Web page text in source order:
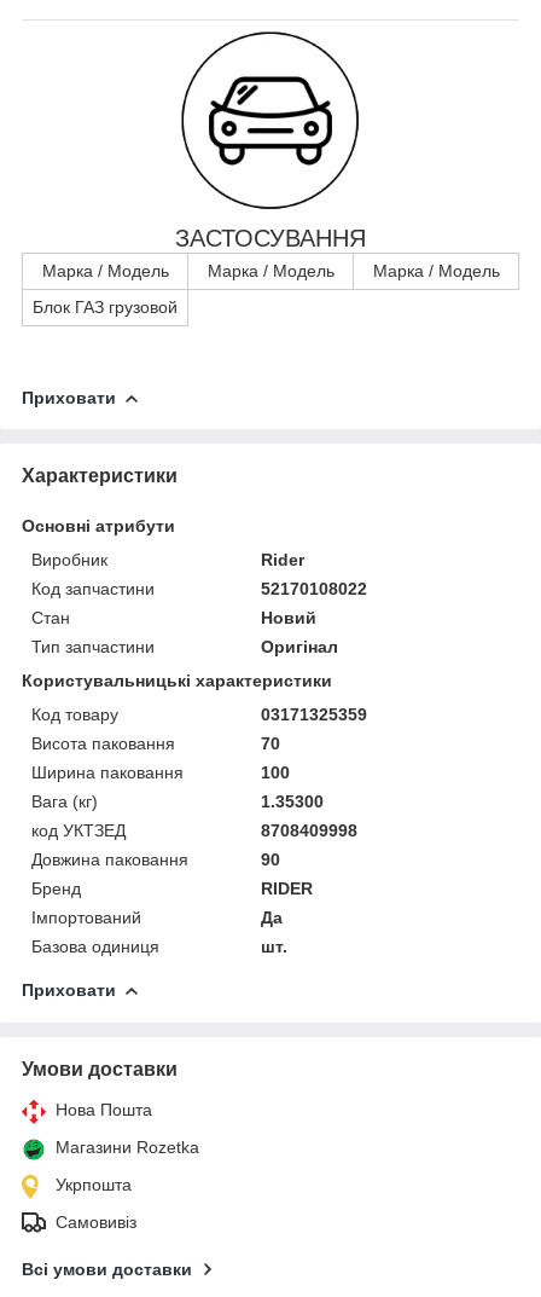
ЗАСТОСУВАННЯ
Марка / Модель Марка / Модель
Марка / Модель
Блок ГАЗ грузовой
Приховати
Характеристики
Основні атрибути
Виробник
Rider
Код запчастини
52170108022
Стан
Новий
Тип запчастини
Оригінал
Користувальницькі характеристики
Код товару
03171325359
Висота паковання
70
Ширина паковання
100
Вага (кг)
1.35300
код УКТЗЕД
8708409998
Довжина паковання
90
Бренд
RIDER
Імпортований
Да
Базова одиниця
шт.
Приховати
Умови доставки
Нова Пошта
Магазини Rozetka
Укрпошта
Самовивіз
Всі умови доставки